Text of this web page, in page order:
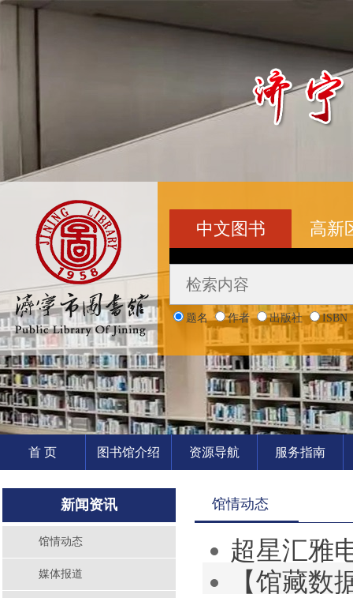
中文图书
题名 作者 出版社 ISBN
高新
首 页 图书馆介绍 资源导航 服务指南
新闻资讯
馆情动态
媒体报道
馆情动态
超星汇雅
【馆藏数